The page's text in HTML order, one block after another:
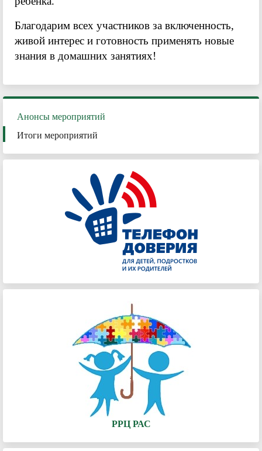
Благодарим всех участников за включенность,
живой интерес и готовность применять новые
знания в домашних занятиях!
Анонсы мероприятий
Итоги мероприятий
РРЦ РАС